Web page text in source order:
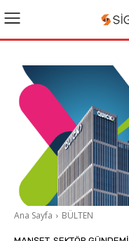
Ana Sayfa BÜLTEN